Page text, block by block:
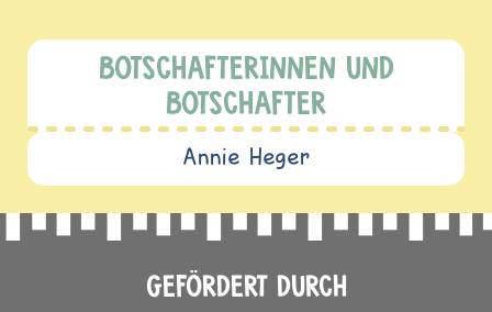
BOTSCHAFTERINNEN UND
BOTSCHAFTER
Annie Heger
GEFÖRDERT DURCH